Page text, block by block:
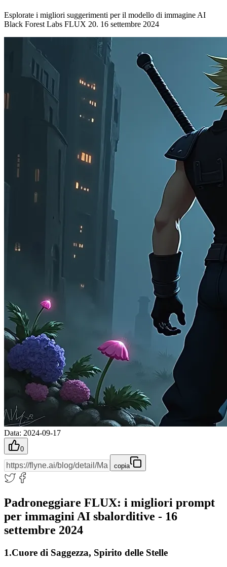
Esplorate i migliori suggerimenti per il modello di immagine AI
Black Forest Labs FLUX 20. 16 settembre 2024
Data: 2024-09-17
0
copia
Padroneggiare FLUX: i migliori prompt
per immagini AI sbalorditive - 16
settembre 2024
1.Cuore di Saggezza, Spirito delle Stelle